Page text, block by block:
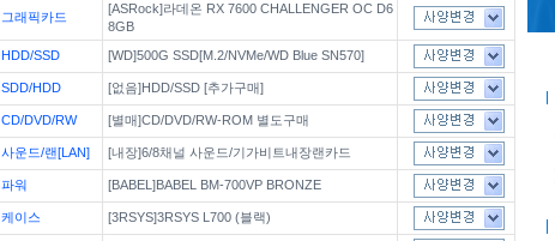
그래픽카드
[ASRock]라데온 RX 7600 CHALLENGER OC D6
8GB
HDD/SSD
[WD]500G SSD[M.2/NVMe/WD Blue SN570]
SDD/HDD [없음]HDD/SSD [추가구매]
CD/DVD/RW [별매]CD/DVD/RW-ROM 별도구매
사운드/랜[LAN] [내장]6/8채널 사운드/기가비트내장랜카드
파워 [BABEL]BABEL BM-700VP BRONZE
케이스 [3RSYS]3RSYS L700 (블랙)